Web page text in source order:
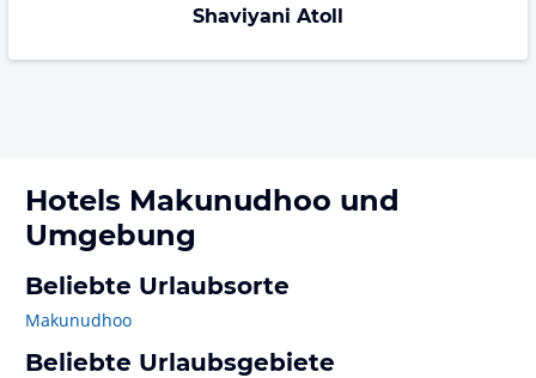
Shaviyani Atoll
Hotels Makunudhoo und
Umgebung
Beliebte Urlaubsorte
Makunudhoo
Beliebte Urlaubsgebiete